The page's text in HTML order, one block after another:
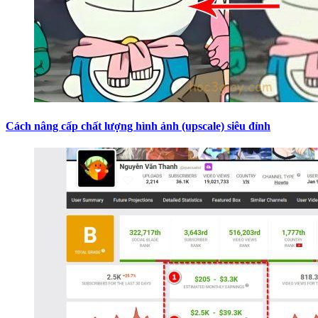
Cách nâng cấp chất lượng hình ảnh (upscale) siêu đỉnh